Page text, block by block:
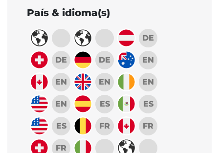
País & idioma(s)
DE
DE DE EN
EN EN EN
EN ES ES
ES FR FR
FR